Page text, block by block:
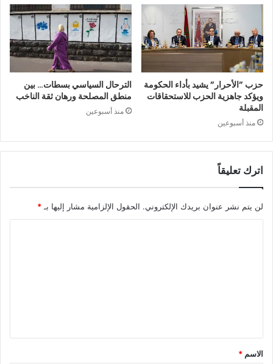
حزب ”الأحرار” يشيد بأداء الحكومة
ويؤكد جاهزية الحزب للاستحقاقات
المقبلة
منذ أسبوعين
الترحال السياسي بسطات… بين
منطق المصلحة ورهان ثقة الناخب
منذ أسبوعين
اترك تعليقاً
لن يتم نشر عنوان بريدك الإلكتروني. الحقول الإلزامية مشار إليها بـ *
ق
*
الاسم *